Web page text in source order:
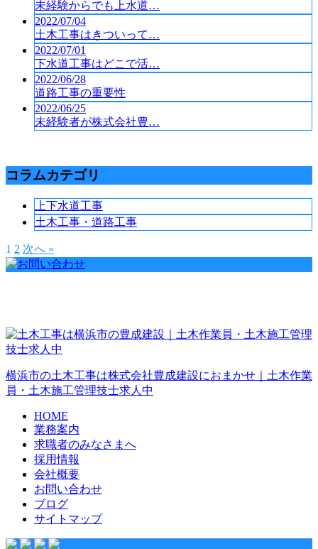
未経験からでも上水道…
2022/07/04
土木工事はきついって…
2022/07/01
下水道工事はどこで活…
2022/06/28
道路工事の重要性
2022/06/25
未経験者が株式会社豊…
コラムカテゴリ
上下水道工事
土木工事・道路工事
1 2 次へ »
横浜市の土木工事は株式会社豊成建設におまかせ｜土木作業
員・土木施工管理技士求人中
HOME
業務案内
求職者のみなさまへ
採用情報
会社概要
お問い合わせ
ブログ
サイトマップ